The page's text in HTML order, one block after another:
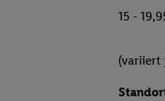
15 -
(variiert